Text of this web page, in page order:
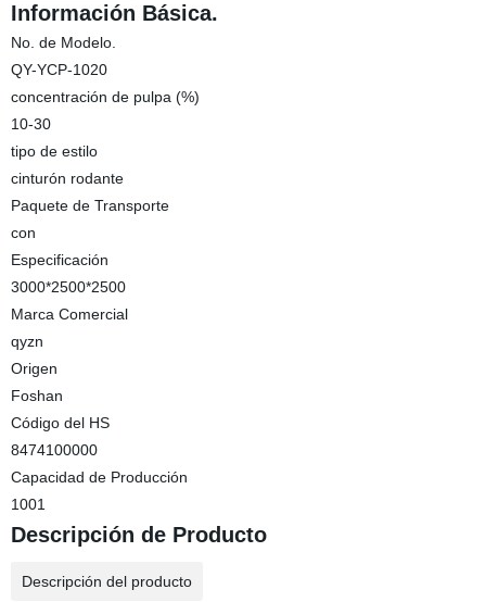
Información Básica.
No. de Modelo.
QY-YCP-1020
concentración de pulpa (%)
10-30
tipo de estilo
cinturón rodante
Paquete de Transporte
con
Especificación
3000*2500*2500
Marca Comercial
qyzn
Origen
Foshan
Código del HS
8474100000
Capacidad de Producción
1001
Descripción de Producto
Descripción del producto